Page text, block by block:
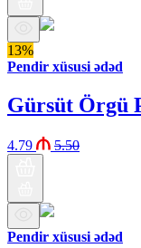
13%
Pendir xüsusi ədəd
Gürsüt Örgü
4.79 5.50
Pendir xüsusi ədəd